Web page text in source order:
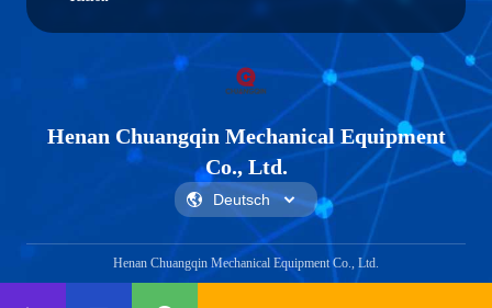
Henan Chuangqin Mechanical Equipment
Co., Ltd.
Henan Chuangqin Mechanical Equipment Co., Ltd.